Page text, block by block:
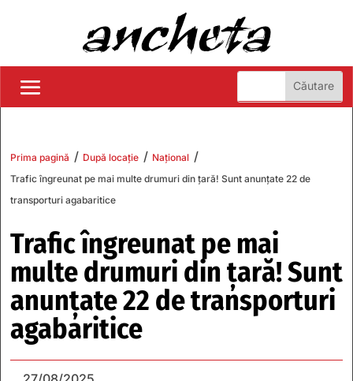
Prima pagină / După locație / Național /
Trafic îngreunat pe mai multe drumuri din țară! Sunt anunțate 22 de
transporturi agabaritice
Trafic îngreunat pe mai
multe drumuri din țară! Sunt
anunțate 22 de transporturi
agabaritice